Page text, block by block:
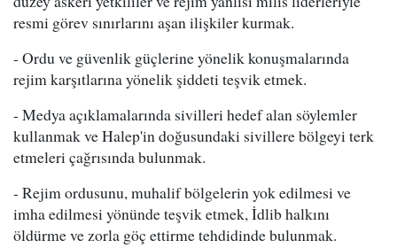
resmi görev sınırlarını aşan ilişkiler kurmak.
- Ordu ve güvenlik güçlerine yönelik konuşmalarında
rejim karşıtlarına yönelik şiddeti teşvik etmek.
- Medya açıklamalarında sivilleri hedef alan söylemler
kullanmak ve Halep'in doğusundaki sivillere bölgeyi terk
etmeleri çağrısında bulunmak.
- Rejim ordusunu, muhalif bölgelerin yok edilmesi ve
imha edilmesi yönünde teşvik etmek, İdlib halkını
öldürme ve zorla göç ettirme tehdidinde bulunmak.